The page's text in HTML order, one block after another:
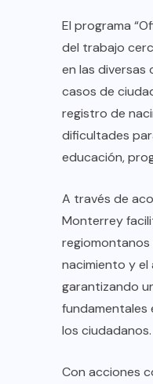
El programa
del trabajo
en las
casos de
registro de
dificultades
educación,
A través de
Monterrey
nacimiento y
garantizando
los ciudadanos.
Con acciones